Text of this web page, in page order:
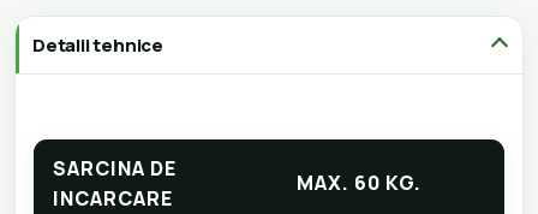
Detalii tehnice
SARCINA DE
INCARCARE
MAX. 60 KG.